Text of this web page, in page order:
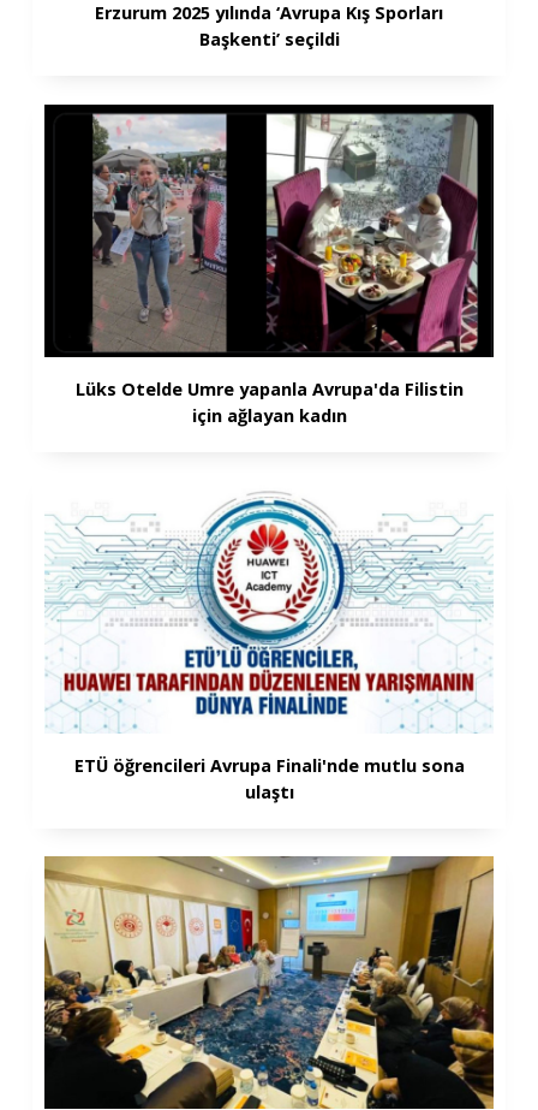
Erzurum 2025 yılında ‘Avrupa Kış Sporları
Başkenti’ seçildi
Lüks Otelde Umre yapanla Avrupa'da Filistin
için ağlayan kadın
ETÜ öğrencileri Avrupa Finali'nde mutlu sona
ulaştı